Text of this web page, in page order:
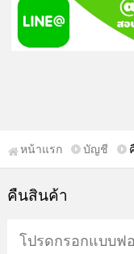
หน้าแรก บัญชี
คืนสินค้า
โปรดกรอกแบบฟ